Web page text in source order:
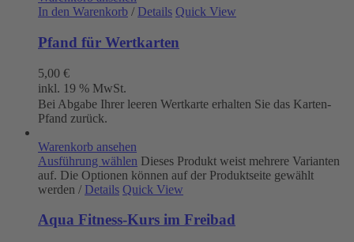
In den Warenkorb / Details Quick View
Pfand für Wertkarten
5,00 €
inkl. 19 % MwSt.
Bei Abgabe Ihrer leeren Wertkarte erhalten Sie das Karten-
Pfand zurück.
Warenkorb ansehen
Ausführung wählen Dieses Produkt weist mehrere Varianten
auf. Die Optionen können auf der Produktseite gewählt
werden / Details Quick View
Aqua Fitness-Kurs im Freibad